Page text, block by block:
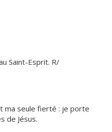
Saint-Esprit. R/
ma seule fierté : je porte
de Jésus.